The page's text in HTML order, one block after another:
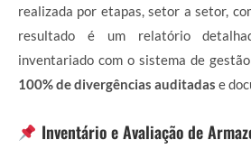
realizada por etapas, setor a setor,
resultado é um relatório
inventariado com o sistema de
100% de divergências auditadas e
Inventário e Avaliação de